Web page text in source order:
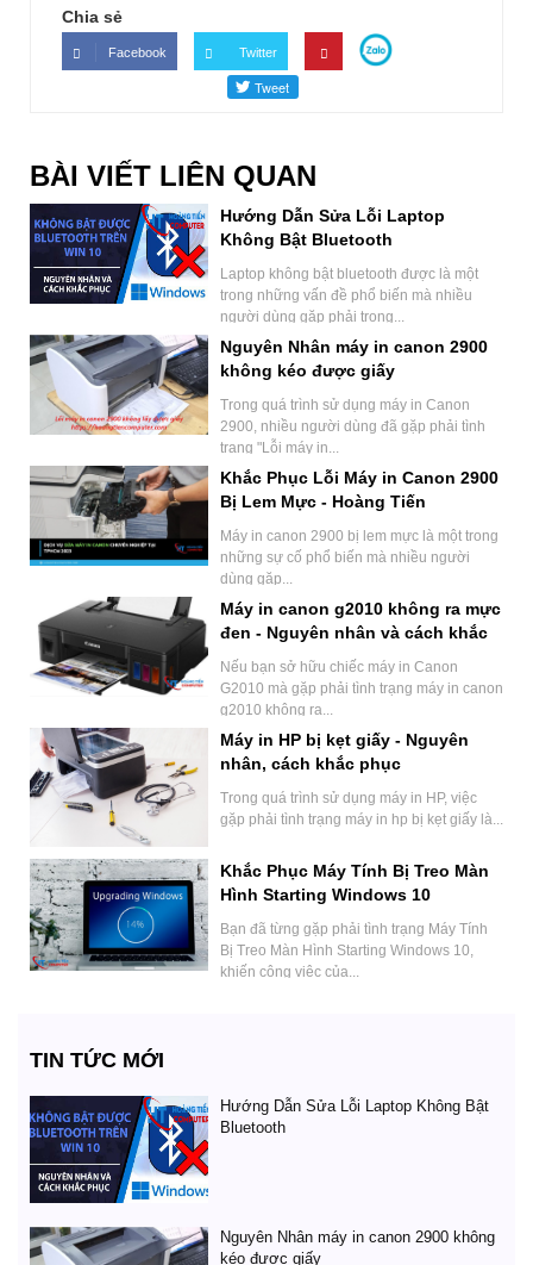
Chia sẻ
Facebook Twitter
BÀI VIẾT LIÊN QUAN
Hướng Dẫn Sửa Lỗi Laptop
Không Bật Bluetooth
Laptop không bật bluetooth được là một
trong những vấn đề phổ biến mà nhiều
người dùng gặp phải trong...
Nguyên Nhân máy in canon 2900
không kéo được giấy
Trong quá trình sử dụng máy in Canon
2900, nhiều người dùng đã gặp phải tình
trạng "Lỗi máy in...
Khắc Phục Lỗi Máy in Canon 2900
Bị Lem Mực - Hoàng Tiến
Computer
Máy in canon 2900 bị lem mực là một trong
những sự cố phổ biến mà nhiều người
dùng gặp...
Máy in canon g2010 không ra mực
đen - Nguyên nhân và cách khắc
phục
Nếu bạn sở hữu chiếc máy in Canon
G2010 mà gặp phải tình trạng máy in canon
g2010 không ra...
Máy in HP bị kẹt giấy - Nguyên
nhân, cách khắc phục
Trong quá trình sử dụng máy in HP, việc
gặp phải tình trạng máy in hp bị kẹt giấy là...
Khắc Phục Máy Tính Bị Treo Màn
Hình Starting Windows 10
Bạn đã từng gặp phải tình trạng Máy Tính
Bị Treo Màn Hình Starting Windows 10,
khiến công việc của...
TIN TỨC MỚI
Hướng Dẫn Sửa Lỗi Laptop Không Bật
Bluetooth
Nguyên Nhân máy in canon 2900 không
kéo được giấy